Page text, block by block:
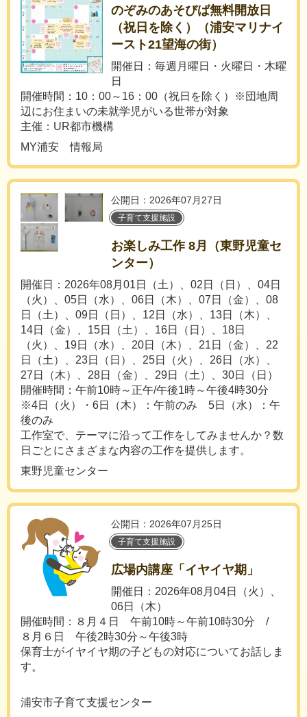
のぞみのあそびば無料開放日
（祝日を除く）（浦安マリナイ
ースト21望海の街）
開催日：毎週月曜日・火曜日・木曜
日
開催時間：10：00～16：00（祝日を除く）※団地周
辺にお住まいの未就学児がいる世帯が対象
主催：UR都市機構
MY浦安 情報局
公開日：2026年07月27日
子育て支援施設
お楽しみ工作 8月（東野児童セ
ンター）
開催日：2026年08月01日（土）、02日（日）、04日
（火）、05日（水）、06日（木）、07日（金）、08
日（土）、09日（日）、12日（水）、13日（木）、
14日（金）、15日（土）、16日（日）、18日
（火）、19日（水）、20日（木）、21日（金）、22
日（土）、23日（日）、25日（火）、26日（水）、
27日（木）、28日（金）、29日（土）、30日（日）
開催時間：午前10時～正午/午後1時～午後4時30分
※4日（火）・6日（木）：午前のみ 5日（水）：午
後のみ
工作室で、テーマに沿って工作をしてみませんか？数
日ごとにさまざまな内容の工作を提供します。
東野児童センター
公開日：2026年07月25日
子育て支援施設
広場内講座「イヤイヤ期」
開催日：2026年08月04日（火）、
06日（木）
開催時間：８月４日 午前10時～午前10時30分 /
８月６日 午後2時30分～午後3時
保育士がイヤイヤ期の子どもの対応についてお話しま
す。
浦安市子育て支援センター